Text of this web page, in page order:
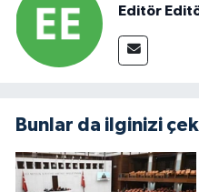
Editör
Bunlar da ilginizi